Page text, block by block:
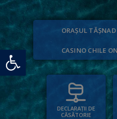
Deschide bara de unelte
ORAȘUL TĂȘNAD
CASINO CHILE
DECLARAȚII DE
CĂSĂTORIE